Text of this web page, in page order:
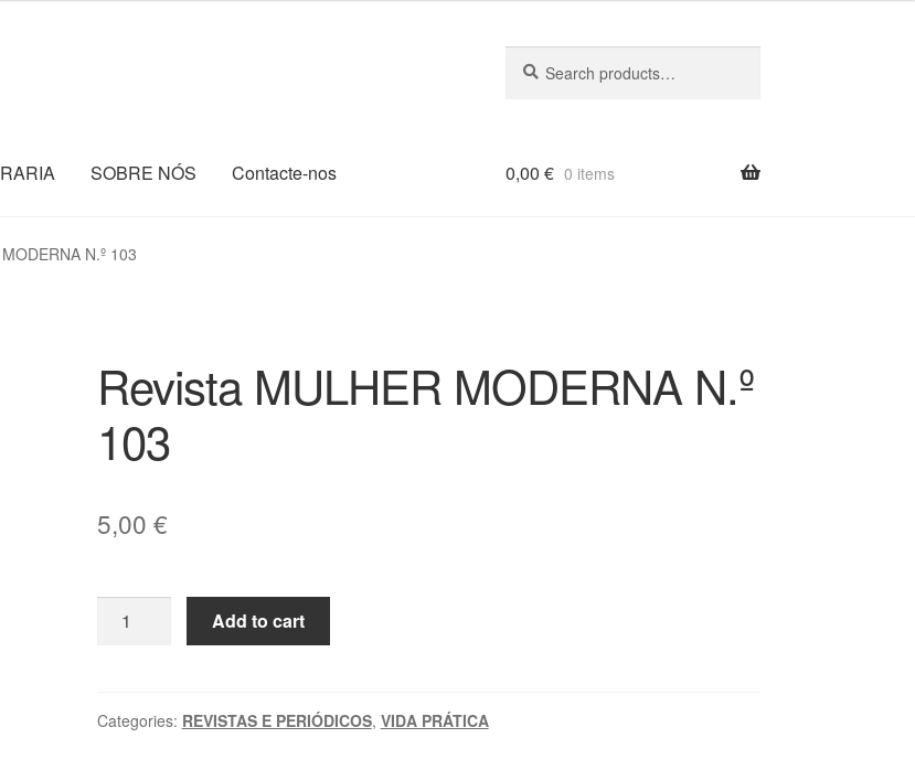
for:
SOBRE NÓS Contacte-nos 0,00 € 0 items
N.º 103
Revista MULHER MODERNA N.º
103
5,00 €
MULHER
103
Add to cart
Categories: REVISTAS E PERIÓDICOS, VIDA PRÁTICA